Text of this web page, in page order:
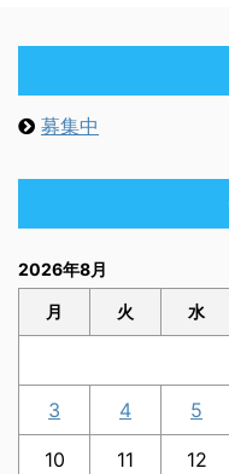
募集中
2026年8月
月 火 水
3 4 5
10 11 12